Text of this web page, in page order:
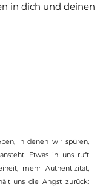
in dich und deinen
in denen wir spüren,
Etwas in uns ruft
mehr Authentizität,
uns die Angst zurück: